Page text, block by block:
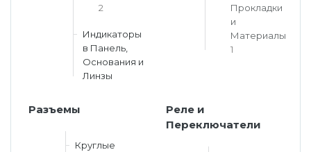
2
Индикаторы
в Панель,
Основания и
Линзы
Прокладки
и
Материалы
1
Разъемы
Круглые
Реле и
Переключатели